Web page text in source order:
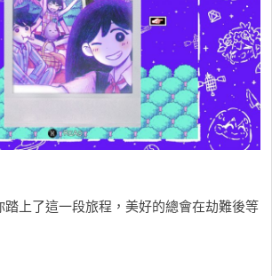
上了這一段旅程，美好的總會在劫難後等